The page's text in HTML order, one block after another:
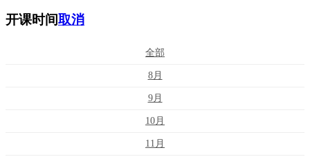
开课时间取消
全部
8月
9月
10月
11月